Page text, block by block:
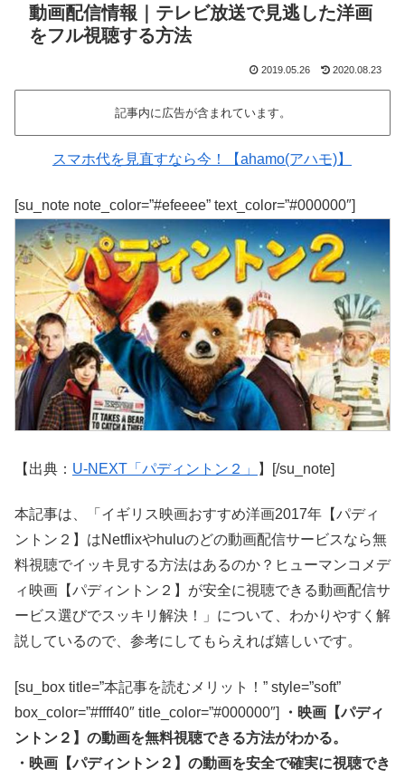
動画配信情報｜テレビ放送で見逃した洋画
をフル視聴する方法
2019.05.26 2020.08.23
記事内に広告が含まれています。
スマホ代を見直すなら今！【ahamo(アハモ)】
[su_note note_color=”#efeeee” text_color=”#000000″]
【出典： U-NEXT「パディントン２」 】[/su_note]
本記事は、「イギリス映画おすすめ洋画2017年【パディ
ントン２】はNetflixやhuluのどの動画配信サービスなら無
料視聴でイッキ見する方法はあるのか？ヒューマンコメデ
ィ映画【パディントン２】が安全に視聴できる動画配信サ
ービス選びでスッキリ解決！」について、わかりやすく解
説しているので、参考にしてもらえれば嬉しいです。
[su_box title=”本記事を読むメリット！” style=”soft”
box_color=”#ffff40″ title_color=”#000000″]
・映画【パディ
ントン２】の動画を無料視聴できる方法がわかる。
・映画【パディントン２】の動画を安全で確実に視聴でき